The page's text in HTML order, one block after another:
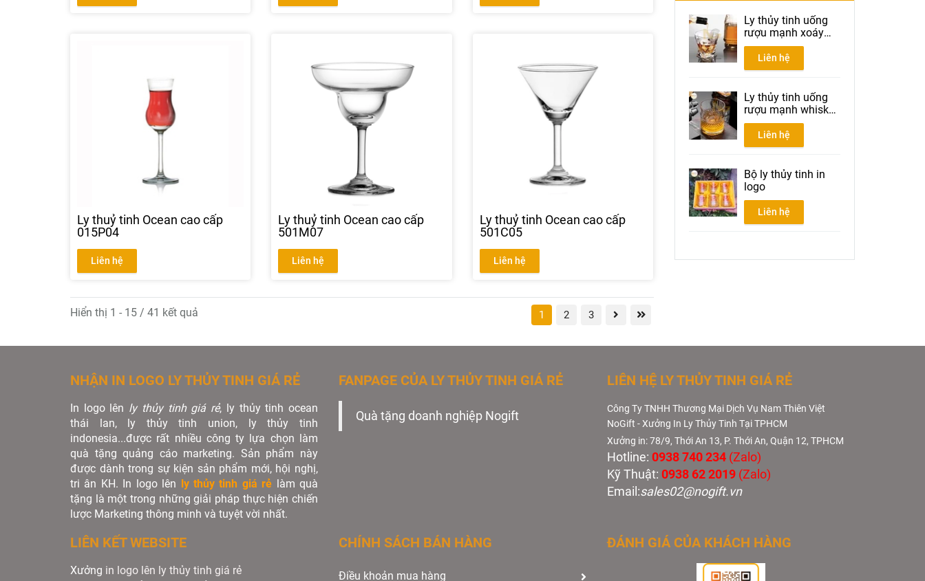
NHẬN IN LOGO LY THỦY TINH GIÁ RẺ
In logo lên ly thủy tinh giá rẻ, ly thủy tinh ocean
thái lan, ly thủy tinh union, ly thủy tinh
indonesia...được rất nhiều công ty lựa chọn làm
quà tặng quảng cáo marketing. Sản phẩm này
được dành trong sự kiện sản phẩm mới, hội nghị,
tri ân KH. In logo lên
ly thủy tinh giá rẻ làm quà
tặng là một trong những giải pháp thực hiện chiến
lược Marketing thông minh và tuyệt vời nhất.
FANPAGE CỦA LY THỦY TINH GIÁ RẺ
Quà tặng doanh nghiệp Nogift
LIÊN HỆ LY THỦY TINH GIÁ RẺ
Công Ty TNHH Thương Mại Dịch Vụ Nam Thiên Việt
NoGift - Xưởng In Ly Thủy Tinh Tại TPHCM
Xưởng in: 78/9, Thới An 13, P. Thới An, Quận 12, TPHCM
Hotline: 0938 740 234 (Zalo)
Kỹ Thuật: 0938 62 2019 (Zalo)
Email:sales02@nogift.vn
LIÊN KẾT WEBSITE
Xưởng in logo lên ly thủy tinh giá rẻ
CHÍNH SÁCH BÁN HÀNG
Điều khoản mua hàng
ĐÁNH GIÁ CỦA KHÁCH HÀNG
Ly thuỷ tinh Ocean cao cấp
015P04
Liên hệ
Ly thuỷ tinh Ocean cao cấp
501M07
Liên hệ
Ly thuỷ tinh Ocean cao cấp
501C05
Liên hệ
Hiển thị 1 - 15 / 41 kết quả 1 2 3
Ly thủy tinh uống
rượu mạnh xoáy
300ml
Liên hệ
Ly thủy tinh uống
rượu mạnh whisky
300ml
Liên hệ
Bộ ly thủy tinh in
logo
Liên hệ